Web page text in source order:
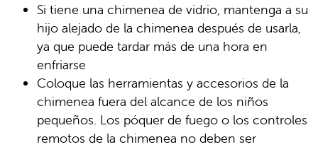
Si tiene una chimenea de vidrio, mantenga a su
hijo alejado de la chimenea después de usarla,
ya que puede tardar más de una hora en
enfriarse
Coloque las herramientas y accesorios de la
chimenea fuera del alcance de los niños
pequeños. Los póquer de fuego o los controles
remotos de la chimenea no deben ser